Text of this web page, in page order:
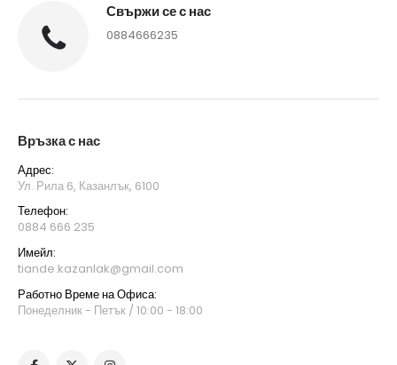
Свържи се с нас
0884666235
Връзка с нас
Адрес:
Ул. Рила 6, Казанлък, 6100
Телефон:
0884 666 235
Имейл:
tiande.kazanlak@gmail.com
Работно Време на Офиса:
Понеделник - Петък / 10:00 - 18:00